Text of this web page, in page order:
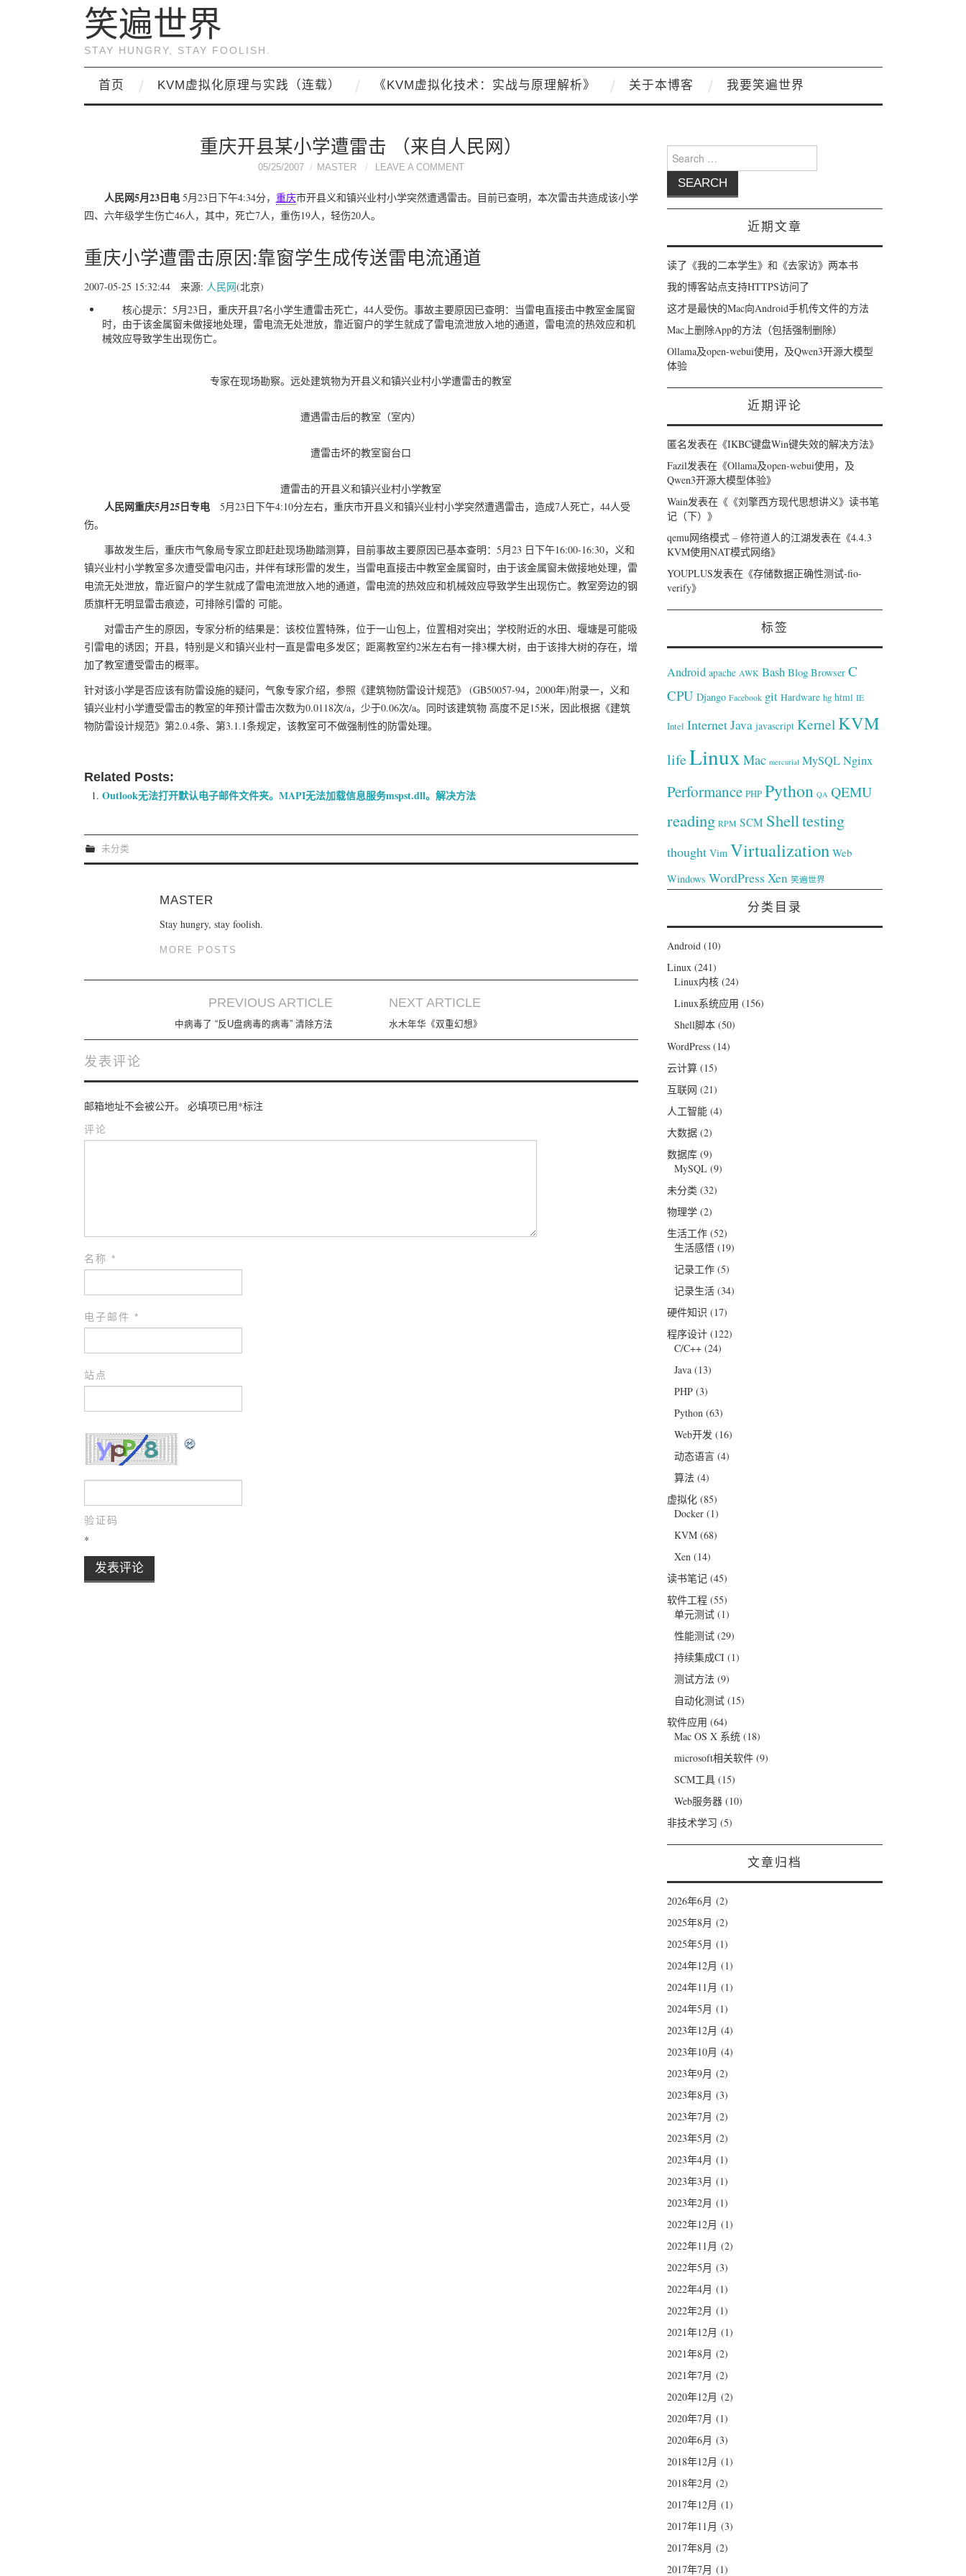
笑遍世界
STAY HUNGRY, STAY FOOLISH.
首页 KVM虚拟化原理与实践（连载） 《KVM虚拟化技术：实战与原理解析》 关于本博客 我要笑遍世界
重庆开县某小学遭雷击 （来自人民网）
05/25/2007 MASTER LEAVE A COMMENT
人民网5月23日电 5月23日下午4:34分， 重庆市开县义和镇兴业村小学突然遭遇雷击。目前已查明，本次雷击共造成该小学
四、六年级学生伤亡46人，其中，死亡7人，重伤19人，轻伤20人。
重庆小学遭雷击原因:靠窗学生成传送雷电流通道
2007-05-25 15:32:44 来源: 人民网(北京)
核心提示：5月23日，重庆开县7名小学生遭雷击死亡，44人受伤。事故主要原因已查明：当雷电直接击中教室金属窗
时，由于该金属窗未做接地处理，雷电流无处泄放，靠近窗户的学生就成了雷电流泄放入地的通道，雷电流的热效应和机
械效应导致学生出现伤亡。
专家在现场勘察。远处建筑物为开县义和镇兴业村小学遭雷击的教室
遭遇雷击后的教室（室内）
遭雷击坏的教室窗台口
遭雷击的开县义和镇兴业村小学教室
人民网重庆5月25日专电5月23日下午4:10分左右，重庆市开县义和镇兴业村小学突然遭遇雷击，造成7人死亡，44人受
伤。
事故发生后，重庆市气象局专家立即赶赴现场勘踏测算，目前事故主要原因已基本查明：5月23 日下午16:00-16:30，义和
镇兴业村小学教室多次遭受雷电闪击，并伴有球形雷的发生，当雷电直接击中教室金属窗时，由于该金属窗未做接地处理，雷
电流无处泄放，靠近窗户的学生就成了雷电流泄放入地的通道，雷电流的热效应和机械效应导致学生出现伤亡。教室旁边的钢
质旗杆无明显雷击痕迹，可排除引雷的 可能。
对雷击产生的原因，专家分析的结果是：该校位置特殊，位于一山包上，位置相对突出；学校附近的水田、堰塘是可能吸
引雷电的诱因；开县，特别是义和镇兴业村一直是雷电多发区；距离教室约2米左右有一排3棵大树，由于该排大树的存在，增
加了教室遭受雷击的概率。
针对该小学是否应该有防雷设施的疑问，气象专家介绍，参照《建筑物防雷设计规范》 (GB50057-94，2000年)附录一，义和
镇兴业村小学遭受雷击的教室的年预计雷击次数为0.0118次/a，少于0.06次/a。同时该建筑物 高度不足15米，因此根据《建筑
物防雷设计规范》第2.0.4条、第3.1.1条规定，该教室可不做强制性的防雷处理。
Related Posts:
Outlook无法打开默认电子邮件文件夹。MAPI无法加载信息服务mspst.dll。解决方法
未分类
MASTER
Stay hungry, stay foolish.
MORE POSTS
Post navigation
PREVIOUS ARTICLE
中病毒了 “反U盘病毒的病毒” 清除方法
NEXT ARTICLE
水木年华《双重幻想》
发表评论
邮箱地址不会被公开。 必填项已用*标注
评论
名称 *
电子邮件 *
站点
验证码
*
Search for:
近期文章
读了《我的二本学生》和《去家访》两本书
我的博客站点支持HTTPS访问了
这才是最快的Mac向Android手机传文件的方法
Mac上删除App的方法（包括强制删除）
Ollama及open-webui使用，及Qwen3开源大模型
体验
近期评论
匿名发表在《IKBC键盘Win键失效的解决方法》
Fazil发表在《Ollama及open-webui使用，及
Qwen3开源大模型体验》
Wain发表在《《刘擎西方现代思想讲义》读书笔
记（下） 》
qemu网络模式 – 修符道人的江湖发表在《4.4.3
KVM使用NAT模式网络》
YOUPLUS发表在《存储数据正确性测试-fio-
verify》
标签
Android apache AWK Bash Blog Browser C
CPU Django Facebook git Hardware hg html IE
Intel InternetJava javascript Kernel KVM
lifeLinux Mac mercurial MySQL Nginx
Performance PHP Python QA QEMU
reading RPM SCM Shelltesting
thought Vim Virtualization Web
Windows WordPress Xen 笑遍世界
分类目录
Android(10)
Linux(241)
Linux内核(24)
Linux系统应用 (156)
Shell脚本(50)
WordPress(14)
云计算(15)
互联网 (21)
人工智能(4)
大数据(2)
数据库(9)
MySQL(9)
未分类 (32)
物理学(2)
生活工作(52)
生活感悟(19)
记录工作(5)
记录生活(34)
硬件知识 (17)
程序设计(122)
C/C++(24)
Java(13)
PHP(3)
Python(63)
Web开发 (16)
动态语言(4)
算法(4)
虚拟化(85)
Docker(1)
KVM(68)
Xen(14)
读书笔记(45)
软件工程(55)
单元测试(1)
性能测试(29)
持续集成CI(1)
测试方法(9)
自动化测试(15)
软件应用 (64)
Mac OS X 系统(18)
microsoft相关软件(9)
SCM工具(15)
Web服务器(10)
非技术学习 (5)
文章归档
2026年6月 (2)
2025年8月 (2)
2025年5月 (1)
2024年12月 (1)
2024年11月 (1)
2024年5月 (1)
2023年12月 (4)
2023年10月 (4)
2023年9月 (2)
2023年8月 (3)
2023年7月 (2)
2023年5月 (2)
2023年4月 (1)
2023年3月 (1)
2023年2月 (1)
2022年12月 (1)
2022年11月 (2)
2022年5月 (3)
2022年4月 (1)
2022年2月 (1)
2021年12月 (1)
2021年8月 (2)
2021年7月 (2)
2020年12月 (2)
2020年7月 (1)
2020年6月 (3)
2018年12月 (1)
2018年2月 (2)
2017年12月 (1)
2017年11月 (3)
2017年8月 (2)
2017年7月 (1)